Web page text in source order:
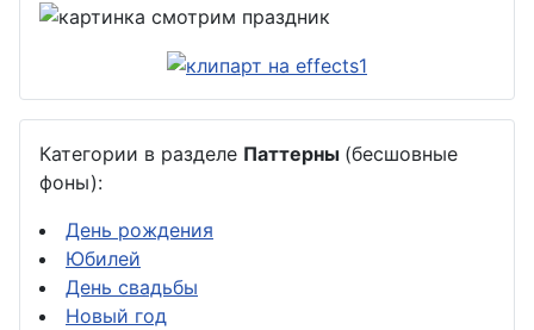
Категории в разделе Паттерны (бесшовные
фоны):
День рождения
Юбилей
День свадьбы
Новый год